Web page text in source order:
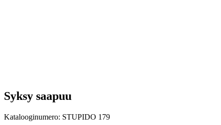
Syksy saapuu
Katalooginumero: STUPIDO 179